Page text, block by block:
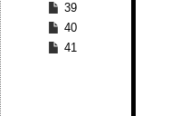
39
40
41